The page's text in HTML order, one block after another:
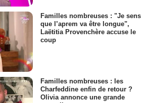
Familles nombreuses : "Je sens
que l’aprem va être longue",
Laëtitia Provenchère accuse le
coup
Familles nombreuses : les
Charfeddine enfin de retour ?
Olivia annonce une grande